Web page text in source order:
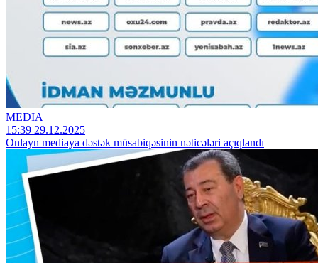
MEDIA
15:39 29.12.2025
Onlayn mediaya dəstək müsabiqəsinin nəticələri açıqlandı